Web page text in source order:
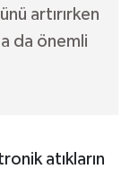
artırırken
da önemli
atıkların